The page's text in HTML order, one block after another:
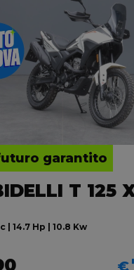
garantito
T 125
| 14.7 Hp | 10.8 Kw